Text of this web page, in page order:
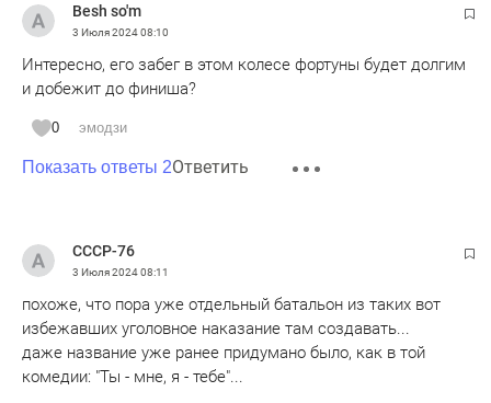
Besh so'm
3 Июля 202408:10
Интересно, его забег в этом колесе фортуны будет долгим
и добежит до финиша?
0 эмодзи
Показать ответы 2Ответить
СССР-76
3 Июля 202408:11
похоже, что пора уже отдельный батальон из таких вот
избежавших уголовное наказание там создавать...
даже название уже ранее придумано было, как в той
комедии: "Ты - мне, я - тебе"...